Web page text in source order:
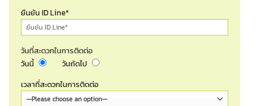
ยืนยัน ID Line*
วันที่สะดวกในการติดต่อ
วันนี้
วันถัดไป
เวลาที่สะดวกในการติดต่อ